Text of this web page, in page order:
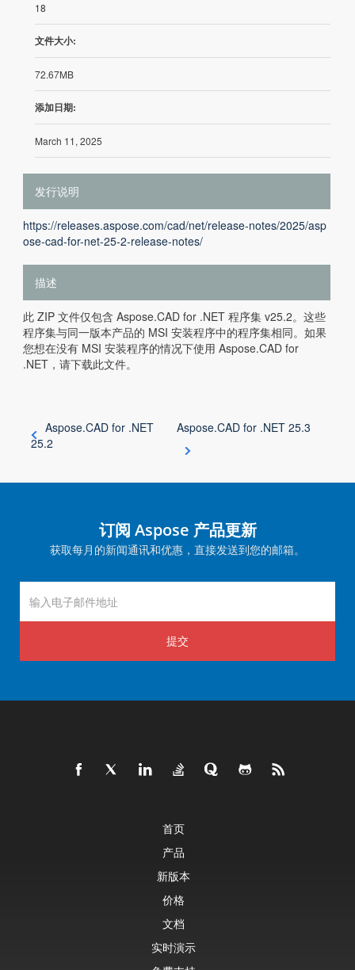
18
文件大小:
72.67MB
添加日期:
March 11, 2025
发行说明
https://releases.aspose.com/cad/net/release-notes/2025/asp
ose-cad-for-net-25-2-release-notes/
描述
此 ZIP 文件仅包含 Aspose.CAD for .NET 程序集 v25.2。这些
程序集与同一版本产品的 MSI 安装程序中的程序集相同。如果
您想在没有 MSI 安装程序的情况下使用 Aspose.CAD for
.NET，请下载此文件。
Aspose.CAD for .NET
25.2
Aspose.CAD for .NET 25.3
订阅 Aspose 产品更新
获取每月的新闻通讯和优惠，直接发送到您的邮箱。
提交
首页
产品
新版本
价格
文档
实时演示